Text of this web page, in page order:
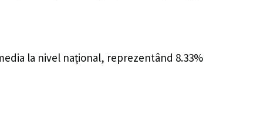
la nivel național, reprezentând 8.33%